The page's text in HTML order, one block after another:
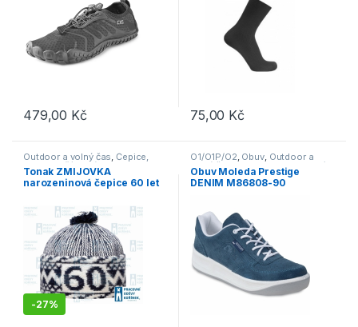
479,00 Kč
Tento produkt má více variant. Možnosti lze vybrat na stránce
75,00 Kč
Tento produkt má více variant.
Outdoor a volný čas,Čepice,
rukavice, šály ,Výprodej
Tonak ZMIJOVKA
narozeninová čepice 60 let
-27%
O1/O1P/O2, Obuv, Outdoor a
volný čas ,Polobotky ,Pracovní
obuv, Tenisky,Vycházková
Obuv Moleda Prestige
DENIM M86808-90